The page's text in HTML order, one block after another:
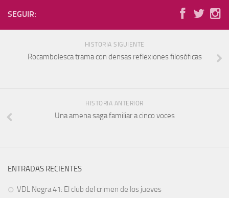
SEGUIR:
HISTORIA SIGUIENTE
Rocambolesca trama con densas reflexiones filosóficas
HISTORIA ANTERIOR
Una amena saga familiar a cinco voces
ENTRADAS RECIENTES
VDL Negra 41: El club del crimen de los jueves